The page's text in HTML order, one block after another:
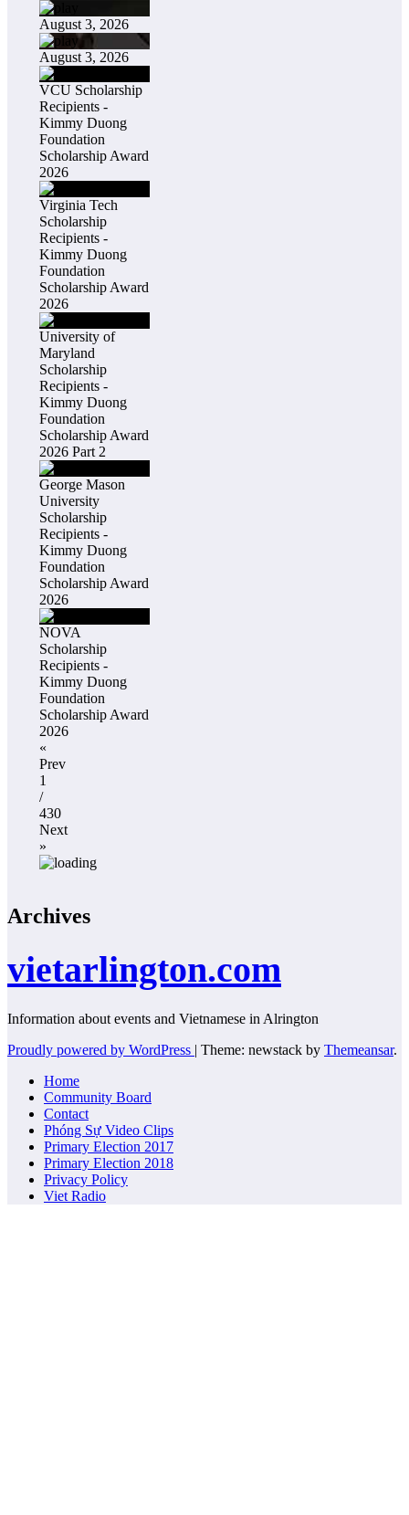
August 3, 2026
August 3, 2026
VCU Scholarship
Recipients -
Kimmy Duong
Foundation
Scholarship Award
2026
Virginia Tech
Scholarship
Recipients -
Kimmy Duong
Foundation
Scholarship Award
2026
University of
Maryland
Scholarship
Recipients -
Kimmy Duong
Foundation
Scholarship Award
2026 Part 2
George Mason
University
Scholarship
Recipients -
Kimmy Duong
Foundation
Scholarship Award
2026
NOVA
Scholarship
Recipients -
Kimmy Duong
Foundation
Scholarship Award
2026
«
Prev
1
/
430
Next
»
Archives
vietarlington.com
Information about events and Vietnamese in Alrington
Proudly powered by WordPress | Theme: newstack by Themeansar.
Home
Community Board
Contact
Phóng Sự Video Clips
Primary Election 2017
Primary Election 2018
Privacy Policy
Viet Radio